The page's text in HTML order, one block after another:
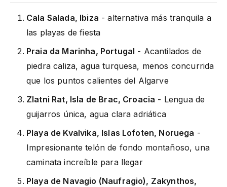
Cala Salada, Ibiza - alternativa más tranquila a
las playas de fiesta
Praia da Marinha, Portugal - Acantilados de
piedra caliza, agua turquesa, menos concurrida
que los puntos calientes del Algarve
Zlatni Rat, Isla de Brac, Croacia - Lengua de
guijarros única, agua clara adriática
Playa de Kvalvika, Islas Lofoten, Noruega -
Impresionante telón de fondo montañoso, una
caminata increíble para llegar
Playa de Navagio (Naufragio), Zakynthos,